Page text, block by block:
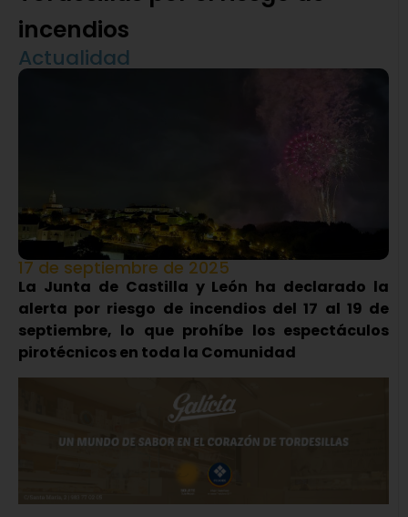
incendios
Actualidad
17 de septiembre de 2025
La Junta de Castilla y León ha declarado la
alerta por riesgo de incendios del 17 al 19 de
septiembre, lo que prohíbe los espectáculos
pirotécnicos en toda la Comunidad